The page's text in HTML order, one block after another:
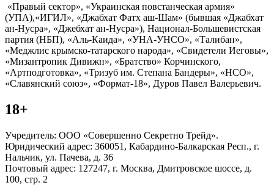
«Правый сектор», «Украинская повстанческая армия»
(УПА),«ИГИЛ», «Джабхат Фатх аш-Шам» (бывшая «Джабхат
ан-Нусра», «Джебхат ан-Нусра»), Национал-Большевистская
партия (НБП), «Аль-Каида», «УНА-УНСО», «Талибан»,
«Меджлис крымско-татарского народа», «Свидетели Иеговы»,
«Мизантропик Дивижн», «Братство» Корчинского,
«Артподготовка», «Тризуб им. Степана Бандеры», «НСО»,
«Славянский союз», «Формат-18», Дуров Павел Валерьевич.
18+
Учредитель: ООО «Совершенно Секретно Трейд».
Юридический адрес: 360051, Кабардино-Балкарская Респ., г.
Нальчик, ул. Пачева, д. 36
Почтовый адрес: 127247, г. Москва, Дмитровское шоссе, д.
100, стр. 2